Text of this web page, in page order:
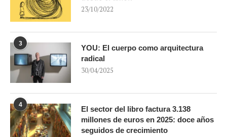
23/10/2022
3
YOU: El cuerpo como arquitectura
radical
30/04/2025
4
El sector del libro factura 3.138
millones de euros en 2025: doce años
seguidos de crecimiento